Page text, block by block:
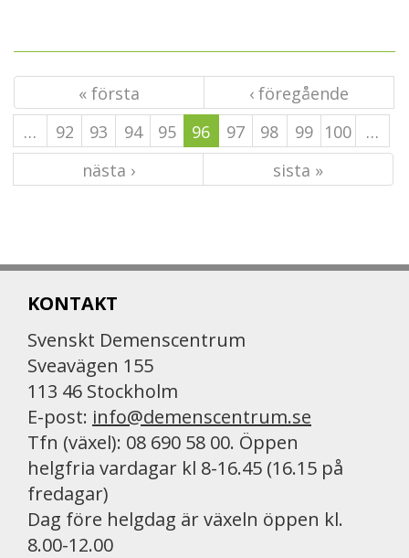
« första
‹ föregående
…
92 93 94 95 96 97 98 99 100
…
nästa ›
sista »
KONTAKT
Svenskt Demenscentrum
Sveavägen 155
113 46 Stockholm
E-post: info@demenscentrum.se
Tfn (växel): 08 690 58 00. Öppen
helgfria vardagar kl 8-16.45 (16.15 på
fredagar)
Dag före helgdag är växeln öppen kl.
8.00-12.00